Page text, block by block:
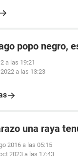
popo negro,
a las 19:21
a las 13:23
una raya
2016 a las 05:15
2023 a las 17:43